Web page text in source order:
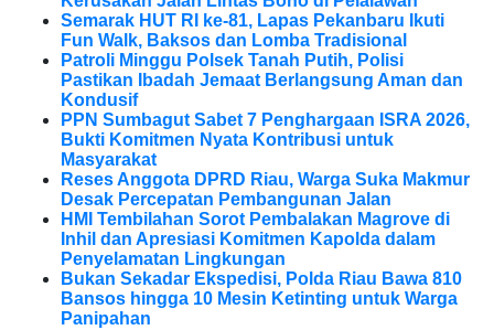
Semarak HUT RI ke-81, Lapas Pekanbaru Ikuti
Fun Walk, Baksos dan Lomba Tradisional
Patroli Minggu Polsek Tanah Putih, Polisi
Pastikan Ibadah Jemaat Berlangsung Aman dan
Kondusif
PPN Sumbagut Sabet 7 Penghargaan ISRA 2026,
Bukti Komitmen Nyata Kontribusi untuk
Masyarakat
Reses Anggota DPRD Riau, Warga Suka Makmur
Desak Percepatan Pembangunan Jalan
HMI Tembilahan Sorot Pembalakan Magrove di
Inhil dan Apresiasi Komitmen Kapolda dalam
Penyelamatan Lingkungan
Bukan Sekadar Ekspedisi, Polda Riau Bawa 810
Bansos hingga 10 Mesin Ketinting untuk Warga
Panipahan